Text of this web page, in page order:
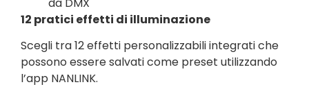
12 pratici effetti di illuminazione
Scegli tra 12 effetti personalizzabili integrati che
possono essere salvati come preset utilizzando
l’app NANLINK.